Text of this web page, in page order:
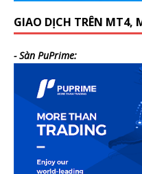
GIAO DỊCH TRÊN MT4,
- Sàn PuPrime: